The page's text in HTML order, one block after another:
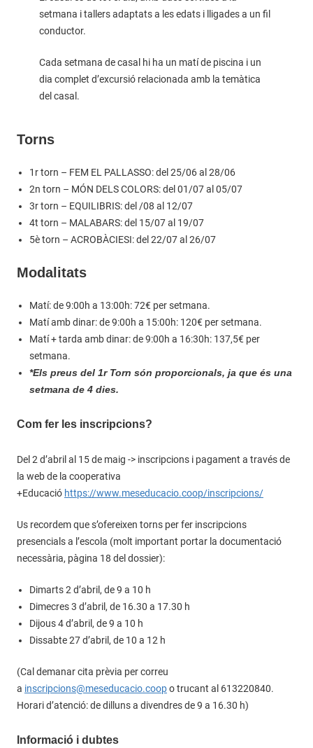
setmana i tallers adaptats a les edats i lligades a un fil
conductor.
Cada setmana de casal hi ha un matí de piscina i un
dia complet d’excursió relacionada amb la temàtica
del casal.
Torns
1r torn – FEM EL PALLASSO: del 25/06 al 28/06
2n torn – MÓN DELS COLORS: del 01/07 al 05/07
3r torn – EQUILIBRIS: del /08 al 12/07
4t torn – MALABARS: del 15/07 al 19/07
5è torn – ACROBÀCIESI: del 22/07 al 26/07
Modalitats
Matí: de 9:00h a 13:00h: 72€ per setmana.
Matí amb dinar: de 9:00h a 15:00h: 120€ per setmana.
Matí + tarda amb dinar: de 9:00h a 16:30h: 137,5€ per
setmana.
*Els preus del 1r Torn són proporcionals, ja que és una
setmana de 4 dies.
Com fer les inscripcions?
Del 2 d’abril al 15 de maig -> inscripcions i pagament a través de
la web de la cooperativa
+Educació https://www.meseducacio.coop/inscripcions/
Us recordem que s’ofereixen torns per fer inscripcions
presencials a l’escola (molt important portar la documentació
necessària, pàgina 18 del dossier):
Dimarts 2 d’abril, de 9 a 10 h
Dimecres 3 d’abril, de 16.30 a 17.30 h
Dijous 4 d’abril, de 9 a 10 h
Dissabte 27 d’abril, de 10 a 12 h
(Cal demanar cita prèvia per correu
a inscripcions@meseducacio.coopo trucant al 613220840.
Horari d’atenció: de dilluns a divendres de 9 a 16.30 h)
Informació i dubtes